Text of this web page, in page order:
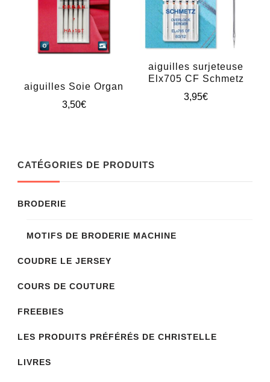
aiguilles Soie Organ
3,50€
aiguilles surjeteuse
Elx705 CF Schmetz
3,95€
page
CATÉGORIES DE PRODUITS
BRODERIE
MOTIFS DE BRODERIE MACHINE
COUDRE LE JERSEY
COURS DE COUTURE
FREEBIES
LES PRODUITS PRÉFÉRÉS DE CHRISTELLE
LIVRES